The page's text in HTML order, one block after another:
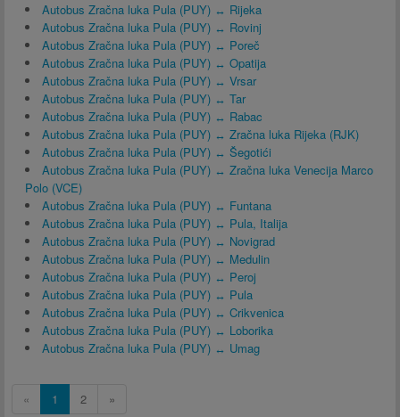
Autobus Zračna luka Pula (PUY) ↔ Rijeka
Autobus Zračna luka Pula (PUY) ↔ Rovinj
Autobus Zračna luka Pula (PUY) ↔ Poreč
Autobus Zračna luka Pula (PUY) ↔ Opatija
Autobus Zračna luka Pula (PUY) ↔ Vrsar
Autobus Zračna luka Pula (PUY) ↔ Tar
Autobus Zračna luka Pula (PUY) ↔ Rabac
Autobus Zračna luka Pula (PUY) ↔ Zračna luka Rijeka (RJK)
Autobus Zračna luka Pula (PUY) ↔ Šegotići
Autobus Zračna luka Pula (PUY) ↔ Zračna luka Venecija Marco
Polo (VCE)
Autobus Zračna luka Pula (PUY) ↔ Funtana
Autobus Zračna luka Pula (PUY) ↔ Pula, Italija
Autobus Zračna luka Pula (PUY) ↔ Novigrad
Autobus Zračna luka Pula (PUY) ↔ Medulin
Autobus Zračna luka Pula (PUY) ↔ Peroj
Autobus Zračna luka Pula (PUY) ↔ Pula
Autobus Zračna luka Pula (PUY) ↔ Crikvenica
Autobus Zračna luka Pula (PUY) ↔ Loborika
Autobus Zračna luka Pula (PUY) ↔ Umag
« 1 2 »